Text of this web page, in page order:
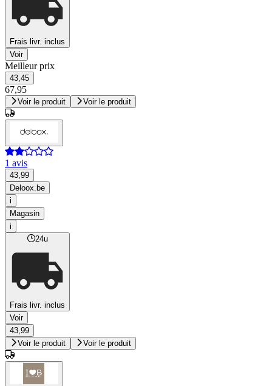
Frais livr. inclus
Voir
Meilleur prix
43,45
67,95
Voir le produit Voir le produit
1 avis
43,99
Deloox.be
i
Magasin
i
24u
Frais livr. inclus
Voir
43,99
Voir le produit
Voir le produit